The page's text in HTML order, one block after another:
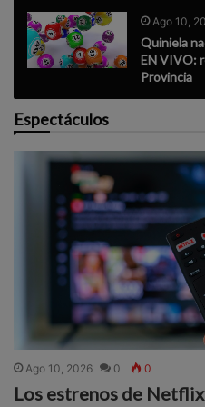
Ago 10,
Quiniela
EN VIVO:
Provincia
Espectáculos
Ago 10, 2026 0 0
Los estrenos de